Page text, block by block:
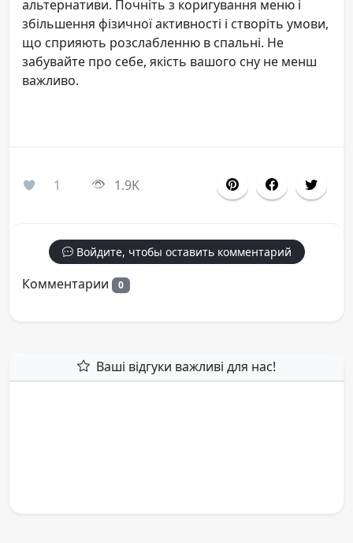
альтернативи. Почніть з коригування меню і
збільшення фізичної активності і створіть умови,
що сприяють розслабленню в спальні. Не
забувайте про себе, якість вашого сну не менш
важливо.
1 1.9K
Войдите, чтобы оставить комментарий
Комментарии 0
Ваші відгуки важливі для нас!